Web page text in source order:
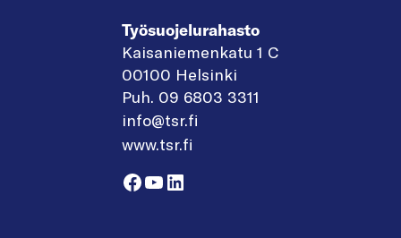
Työsuojelurahasto
Kaisaniemenkatu 1 C
00100 Helsinki
Puh. 09 6803 3311
info@tsr.fi
www.tsr.fi
Facebook
YouTube
LinkedIn